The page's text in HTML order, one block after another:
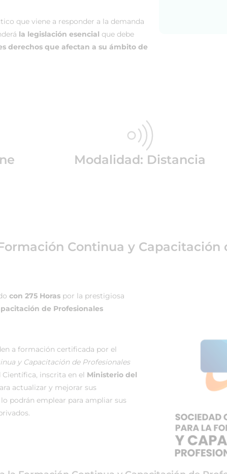
que viene a responder a la demanda
la legislación esencial que debe
derechos que afectan a su ámbito de
Modalidad: Distancia
Continua y Capacitación
con 275 Horas por la prestigiosa
de Profesionales
a formación certificada por el
y Capacitación de Profesionales
inscrita en el Ministerio del
actualizar y mejorar sus
podrán emplear para ampliar sus